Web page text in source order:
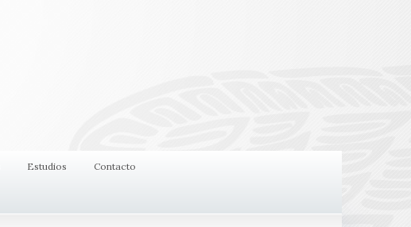
Estudios Contacto